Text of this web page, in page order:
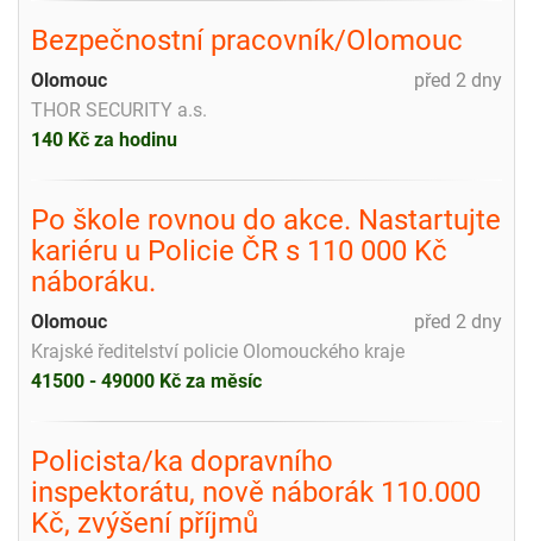
Bezpečnostní pracovník/Olomouc
před 2 dny
Olomouc
THOR SECURITY a.s.
140 Kč za hodinu
Po škole rovnou do akce. Nastartujte
kariéru u Policie ČR s 110 000 Kč
náboráku.
před 2 dny
Olomouc
Krajské ředitelství policie Olomouckého kraje
41500 - 49000 Kč za měsíc
Policista/ka dopravního
inspektorátu, nově náborák 110.000
Kč, zvýšení příjmů